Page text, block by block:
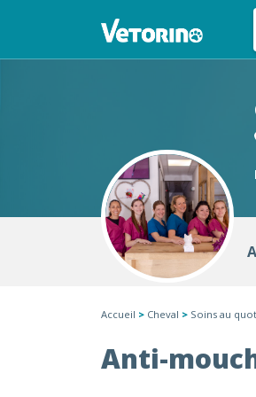
Accueil > Cheval > Soins au
Anti-